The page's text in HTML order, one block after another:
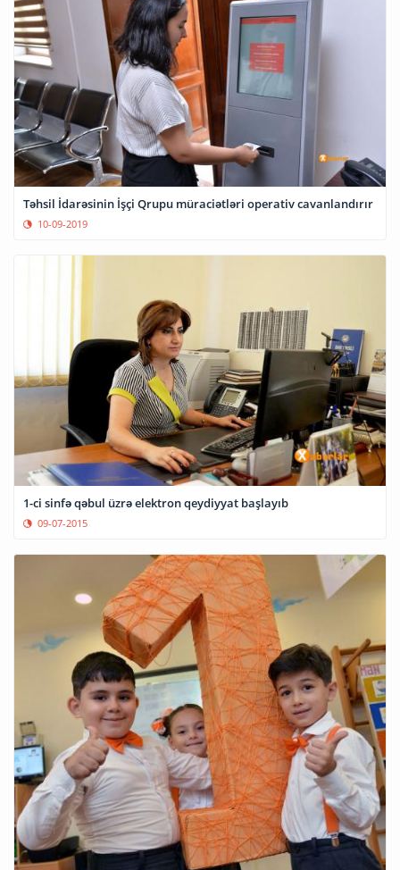
Təhsil İdarəsinin İşçi Qrupu müraciətləri operativ cavanlandırır
10-09-2019
1-ci sinfə qəbul üzrə elektron qeydiyyat başlayıb
09-07-2015